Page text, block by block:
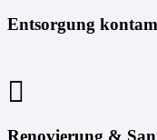
Entsorgung
Renovierung &